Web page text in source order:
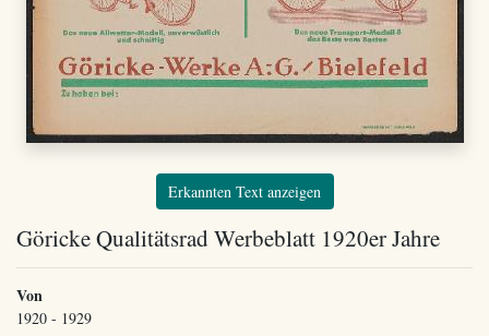
Erkannten Text anzeigen
Göricke Qualitätsrad Werbeblatt 1920er Jahre
Von
1920 - 1929